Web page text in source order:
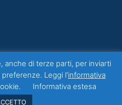
testata giornalistica in quanto viene
Non può pertanto considerarsi un
anche di terze parti, per inviarti
Leggi l'informativa
Informativa estesa